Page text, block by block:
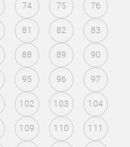
74 75 76
81 82 83
88 89 90
95 96 97
102 103 104
109 110 111